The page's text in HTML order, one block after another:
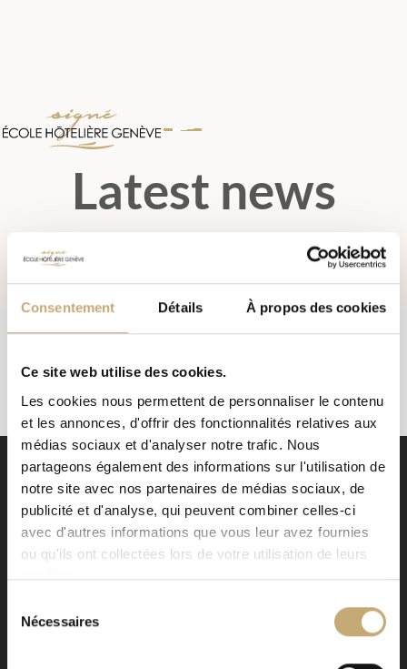
Consentement Détails À propos des cookies
Ce site web utilise des cookies.
Les cookies nous permettent de personnaliser le contenu
et les annonces, d'offrir des fonctionnalités relatives aux
médias sociaux et d'analyser notre trafic. Nous
partageons également des informations sur l'utilisation de
notre site avec nos partenaires de médias sociaux, de
publicité et d'analyse, qui peuvent combiner celles-ci
avec d'autres informations que vous leur avez fournies
ou qu'ils ont collectées lors de votre utilisation de leurs
services.
Nécessaires
Latest news